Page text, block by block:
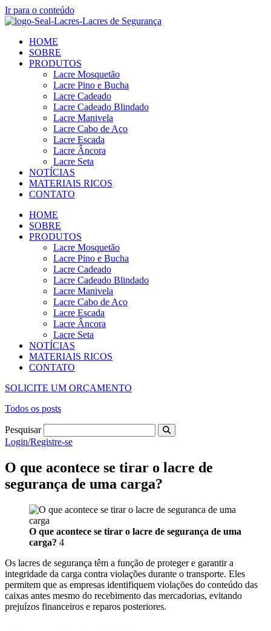
Ir para o conteúdo
HOME
SOBRE
PRODUTOS
Lacre Mosquetão
Lacre Pino e Bucha
Lacre Cadeado
Lacre Cadeado Blindado
Lacre Manivela
Lacre Cabo de Aço
Lacre Escada
Lacre Âncora
Lacre Seta
NOTÍCIAS
MATERIAIS RICOS
CONTATO
HOME
SOBRE
PRODUTOS
Lacre Mosquetão
Lacre Pino e Bucha
Lacre Cadeado
Lacre Cadeado Blindado
Lacre Manivela
Lacre Cabo de Aço
Lacre Escada
Lacre Âncora
Lacre Seta
NOTÍCIAS
MATERIAIS RICOS
CONTATO
SOLICITE UM ORÇAMENTO
Todos os posts
Pesquisar
Login/Registre-se
O que acontece se tirar o lacre de
segurança de uma carga?
O que acontece se tirar o lacre de segurança de uma
carga? 4
Os lacres de segurança têm a função de proteger e garantir a
integridade da carga contra violações durante o transporte. Eles
permitem que as empresas identifiquem violações do conteúdo das
caixas antes mesmo do recebimento das mercadorias, evitando
prejuízos financeiros e reparos posteriores.